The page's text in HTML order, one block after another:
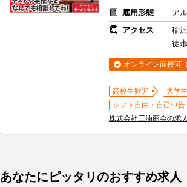
雇用形態
ア
アクセス
稲
徒
オンライン面接可
高校生歓迎 大学
シフト自由・自己申告
株式会社三油商会の求
あなたにピッタリのおすすめ求人